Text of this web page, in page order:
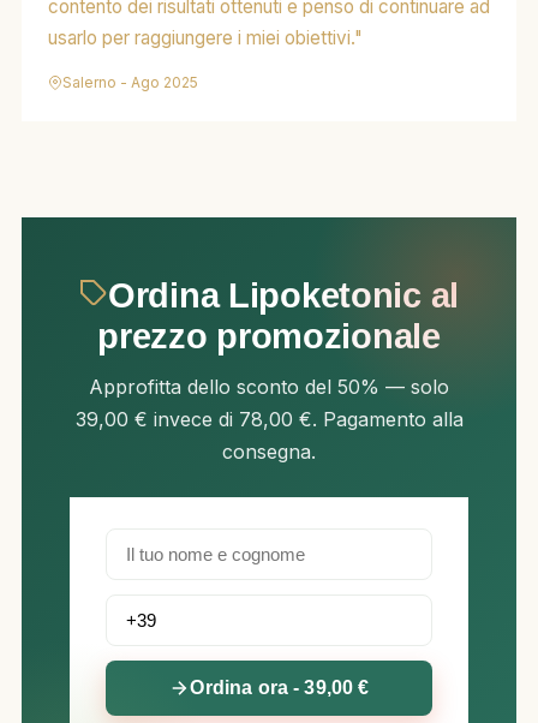
contento dei risultati ottenuti e penso di continuare ad
usarlo per raggiungere i miei obiettivi."
Salerno - Ago 2025
Ordina Lipoketonic al
prezzo promozionale
Approfitta dello sconto del 50% — solo
39,00 € invece di 78,00 €. Pagamento alla
consegna.
Ordina ora - 39,00 €